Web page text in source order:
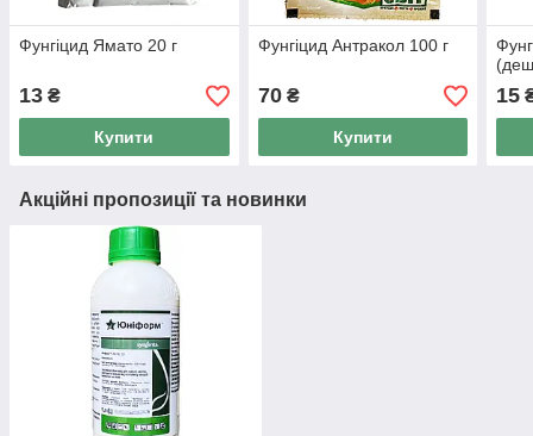
Фунгіцид Ямато 20 г
13 ₴
Купити
Фунгіцид Антракол 100 г
70₴
Купити
15
Акційні пропозиції та новинки